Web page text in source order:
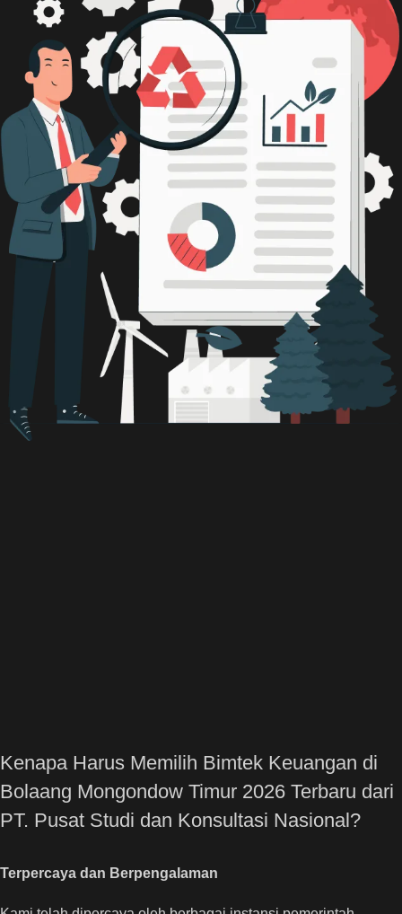
Daftar
Kenapa Harus Memilih Bimtek Keuangan di
Bolaang Mongondow Timur 2026 Terbaru dari
PT. Pusat Studi dan Konsultasi Nasional?
Terpercaya dan Berpengalaman